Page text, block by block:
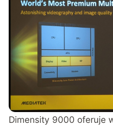
Dimensity 9000 oferuje